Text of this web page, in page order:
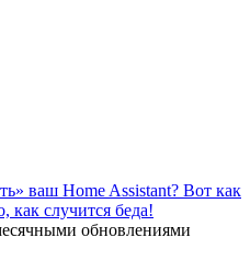
ваш Home Assistant? Вот как
как случится беда!
обновлениями